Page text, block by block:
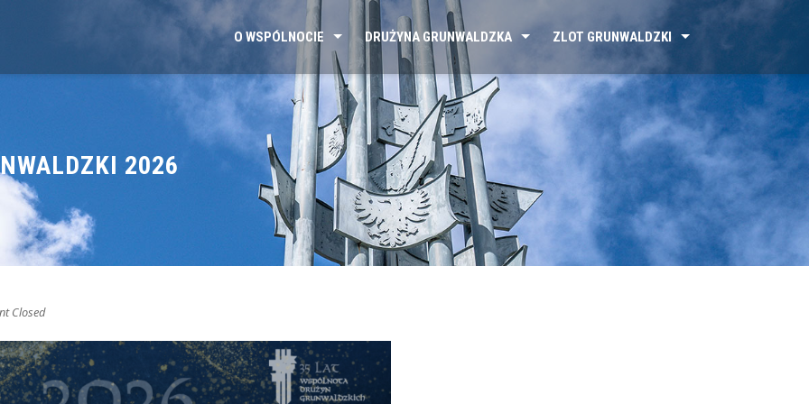
O WSPÓLNOCIE DRUŻYNA GRUNWALDZKA ZLOT GRUNWALDZKI
2026
Closed